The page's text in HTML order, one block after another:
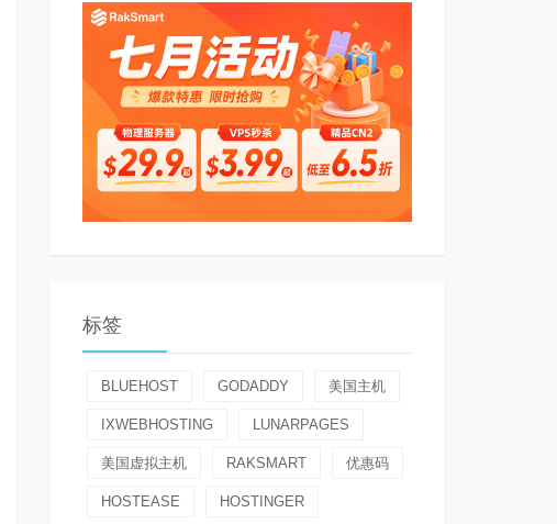
标签
BLUEHOST GODADDY 美国主机
IXWEBHOSTING LUNARPAGES
美国虚拟主机 RAKSMART 优惠码
HOSTEASE HOSTINGER